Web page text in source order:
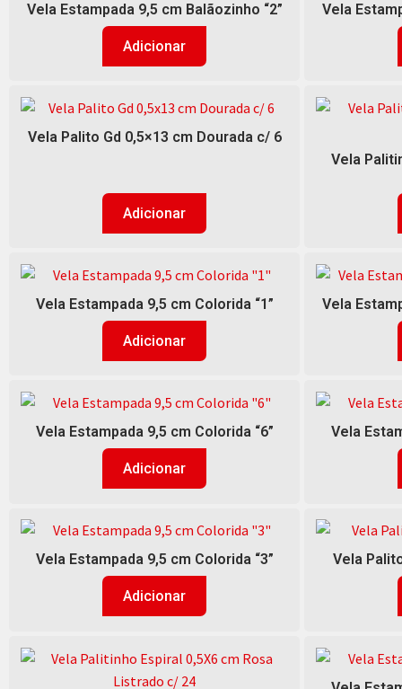
Vela Estampada 9,5 cm Balãozinho “2”
Adicionar
Vela
Vela Palito Gd 0,5×13 cm Dourada c/ 6
Adicionar
Vela
Vela Estampada 9,5 cm Colorida “1”
Adicionar
Vela
Vela Estampada 9,5 cm Colorida “6”
Adicionar
Vela
Vela Estampada 9,5 cm Colorida “3”
Adicionar
Vela